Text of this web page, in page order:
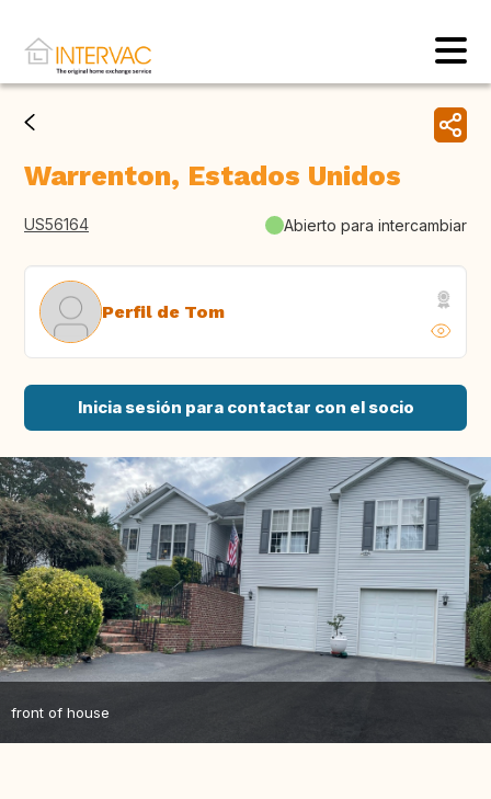
Warrenton, Estados Unidos
US56164 Abierto para intercambiar
Perfil de Tom
Inicia sesión para contactar con el socio
front of house